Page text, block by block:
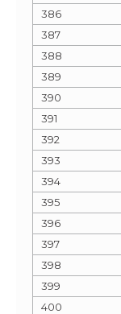
386
387
388
389
390
391
392
393
394
395
396
397
398
399
400